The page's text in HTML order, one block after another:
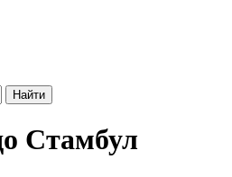
Найти
Стамбул